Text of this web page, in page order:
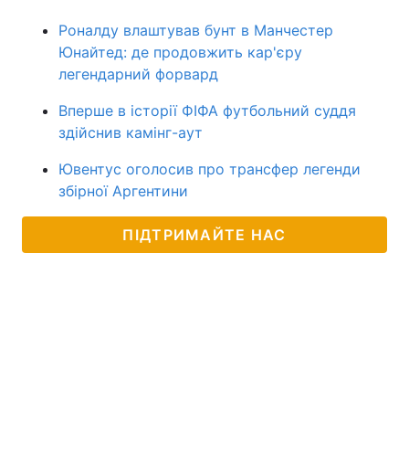
Роналду влаштував бунт в Манчестер
Юнайтед: де продовжить кар'єру
легендарний форвард
Вперше в історії ФІФА футбольний суддя
здійснив камінг-аут
Ювентус оголосив про трансфер легенди
збірної Аргентини
ПІДТРИМАЙТЕ НАС